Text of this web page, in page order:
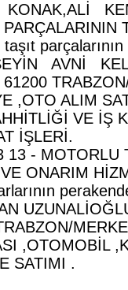
PARÇALARININ
AVNİ
,OTO ALIM
VE İŞ
İŞLERİ.
13 - MOTORLU
ONARIM
,OTOMOBİL
SATIMI .